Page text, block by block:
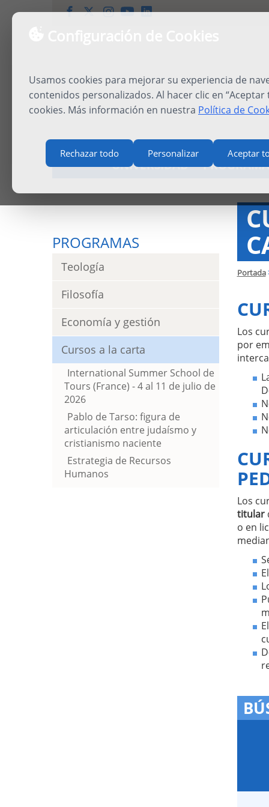
Usamos cookies para mejorar su experiencia de
contenidos personalizados. Al hacer clic en
cookies. Más información en nuestra Política de
Rechazar todo Personalizar Aceptar
UNIVERSIDAD
PROGRAMAS
Teología
Filosofía
Economía y gestión
Cursos a la carta
International Summer School de
Tours (France) - 4 al 11 de julio de
2026
Pablo de Tarso: figura de
articulación entre judaísmo y
cristianismo naciente
Estrategia de Recursos
Humanos
Portada
Los
por
Los
titular
o en